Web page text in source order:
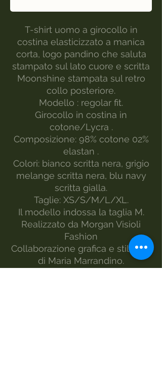
T-shirt uomo a girocollo in
costina elasticizzato a manica
corta, logo pandino che saluta
stampato sul lato cuore e scritta
Moonshine stampata sul retro
collo posteriore.
Modello : regolar fit.
Girocollo in costina in
cotone/Lycra .
Composizione: 98% cotone 02%
elastan .
Colori: bianco scritta nera, grigio
melange scritta nera, blu navy
scritta gialla.
Taglie: XS/S/M/L/XL.
Il modello indossa la taglia M.
Realizzato da Morgan Visioli
Fashion
Collaborazione grafica e stilistica
di Maria Marrandino.